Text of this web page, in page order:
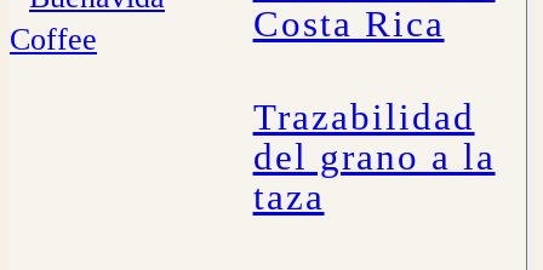
Costa Rica
Trazabilidad
del grano a la
taza